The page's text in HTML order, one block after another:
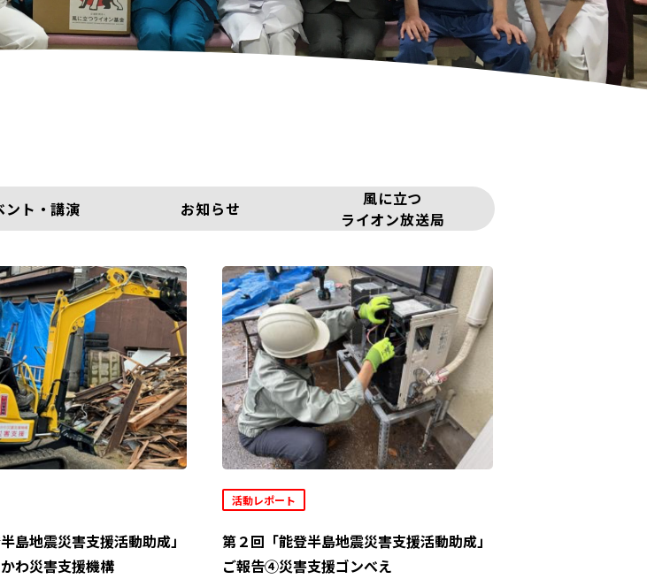
ント・講演 お知らせ
風に立つ
ライオン放送局
島地震災害支援活動助成」
わ災害支援機構
活動レポート
第２回「能登半島地震災害支援活動助成」
ご報告④災害支援ゴンべえ